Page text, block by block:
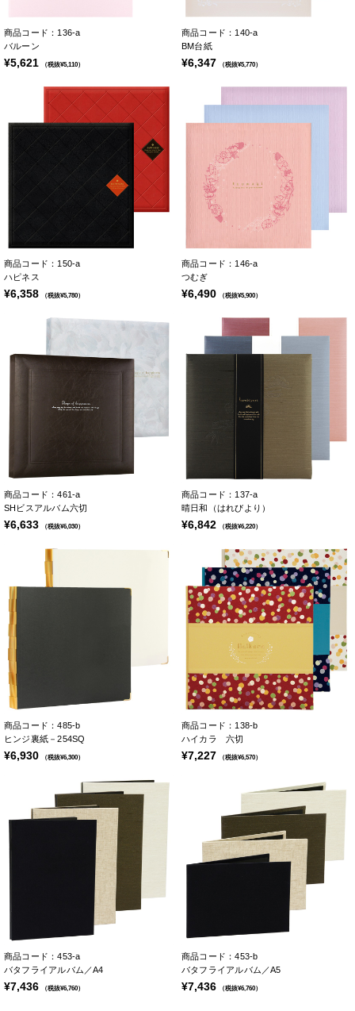
商品コード：136-a
バルーン
¥5,621 （税抜¥5,110）
商品コード：140-a
BM台紙
¥6,347 （税抜¥5,770）
商品コード：150-a
ハピネス
¥6,358 （税抜¥5,780）
商品コード：146-a
つむぎ
¥6,490 （税抜¥5,900）
商品コード：461-a
SHビスアルバム六切
¥6,633 （税抜¥6,030）
商品コード：137-a
晴日和（はれびより）
¥6,842 （税抜¥6,220）
商品コード：485-b
ヒンジ裏紙－254SQ
¥6,930 （税抜¥6,300）
商品コード：138-b
ハイカラ 六切
¥7,227 （税抜¥6,570）
商品コード：453-a
バタフライアルバム／A4
¥7,436 （税抜¥6,760）
商品コード：453-b
バタフライアルバム／A5
¥7,436 （税抜¥6,760）